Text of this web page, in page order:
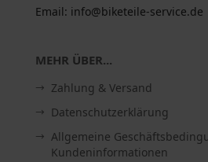
Email: info@biketeile-service.de
MEHR ÜBER...
Zahlung & Versand
Datenschutzerklärung
Allgemeine
Kundeninformationen